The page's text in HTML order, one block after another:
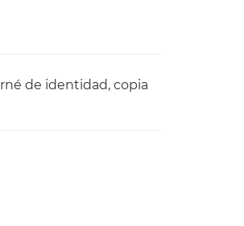
de identidad, copia